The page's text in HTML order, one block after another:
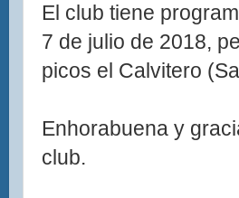
El club tiene
7 de julio de 2018,
picos el Calvitero
Enhorabuena y
club.